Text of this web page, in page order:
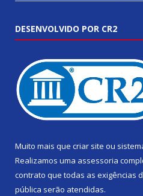
DESENVOLVIDO POR CR2
Muito mais que criar site ou
Realizamos uma assessoria
contrato que todas as exigências
pública serão atendidas.